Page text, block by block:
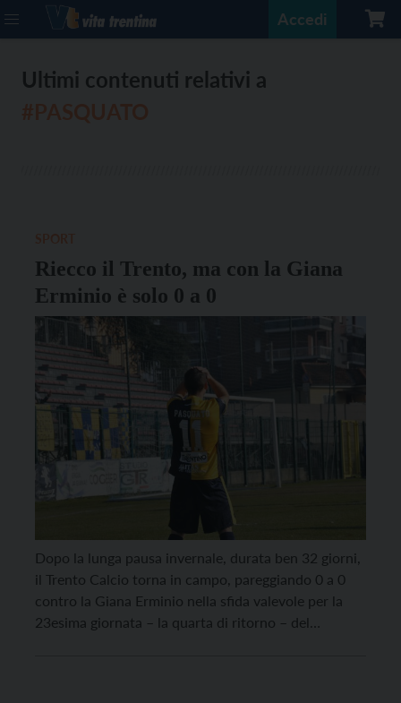
Accedi
Ultimi contenuti relativi a
Riecco il Trento, ma con la Giana
Erminio è solo 0 a 0
Dopo la lunga pausa invernale, durata ben 32 giorni,
il Trento Calcio torna in campo, pareggiando 0 a 0
contro la Giana Erminio nella sfida valevole per la
23esima giornata – la quarta di ritorno – del